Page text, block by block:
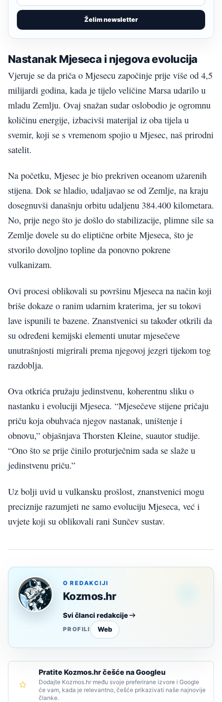
Želim newsletter
Nastanak Mjeseca i njegova evolucija
Vjeruje se da priča o Mjesecu započinje prije više od 4,5
milijardi godina, kada je tijelo veličine Marsa udarilo u
mladu Zemlju. Ovaj snažan sudar oslobodio je ogromnu
količinu energije, izbacivši materijal iz oba tijela u
svemir, koji se s vremenom spojio u Mjesec, naš prirodni
satelit.
Na početku, Mjesec je bio prekriven oceanom užarenih
stijena. Dok se hladio, udaljavao se od Zemlje, na kraju
dosegnuvši današnju orbitu udaljenu 384.400 kilometara.
No, prije nego što je došlo do stabilizacije, plimne sile sa
Zemlje dovele su do eliptične orbite Mjeseca, što je
stvorilo dovoljno topline da ponovno pokrene
vulkanizam.
Ovi procesi oblikovali su površinu Mjeseca na način koji
briše dokaze o ranim udarnim kraterima, jer su tokovi
lave ispunili te bazene. Znanstvenici su također otkrili da
su određeni kemijski elementi unutar mjesečeve
unutrašnjosti migrirali prema njegovoj jezgri tijekom tog
razdoblja.
Ova otkrića pružaju jedinstvenu, koherentnu sliku o
nastanku i evoluciji Mjeseca. “Mjesečeve stijene pričaju
priču koja obuhvaća njegov nastanak, uništenje i
obnovu,” objašnjava Thorsten Kleine, suautor studije.
“Ono što se prije činilo proturječnim sada se slaže u
jedinstvenu priču.”
Uz bolji uvid u vulkansku prošlost, znanstvenici mogu
preciznije razumjeti ne samo evoluciju Mjeseca, već i
uvjete koji su oblikovali rani Sunčev sustav.
O REDAKCIJI
Kozmos.hr
Svi članci redakcije
PROFILI Web
Pratite Kozmos.hr češće na Googleu
Dodajte Kozmos.hr među svoje preferirane izvore i Google
će vam, kada je relevantno, češće prikazivati naše najnovije
članke.